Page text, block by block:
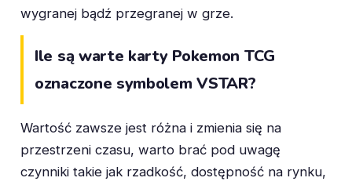
wygranej bądź przegranej w grze.
Ile są warte karty Pokemon TCG
oznaczone symbolem VSTAR?
Wartość zawsze jest różna i zmienia się na
przestrzeni czasu, warto brać pod uwagę
czynniki takie jak rzadkość, dostępność na rynku,